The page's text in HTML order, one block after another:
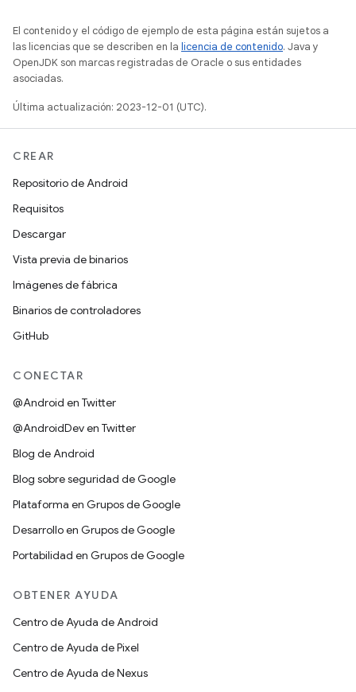
El contenido y el código de ejemplo de esta página están sujetos a
las licencias que se describen en la licencia de contenido. Java y
OpenJDK son marcas registradas de Oracle o sus entidades
asociadas.
Última actualización: 2023-12-01 (UTC).
CREAR
Repositorio de Android
Requisitos
Descargar
Vista previa de binarios
Imágenes de fábrica
Binarios de controladores
GitHub
CONECTAR
@Android en Twitter
@AndroidDev en Twitter
Blog de Android
Blog sobre seguridad de Google
Plataforma en Grupos de Google
Desarrollo en Grupos de Google
Portabilidad en Grupos de Google
OBTENER AYUDA
Centro de Ayuda de Android
Centro de Ayuda de Pixel
Centro de Ayuda de Nexus